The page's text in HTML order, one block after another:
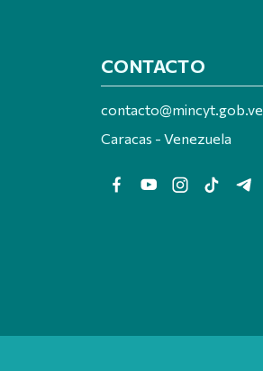
CONTACTO
contacto@mincyt.gob.ve
Caracas - Venezuela